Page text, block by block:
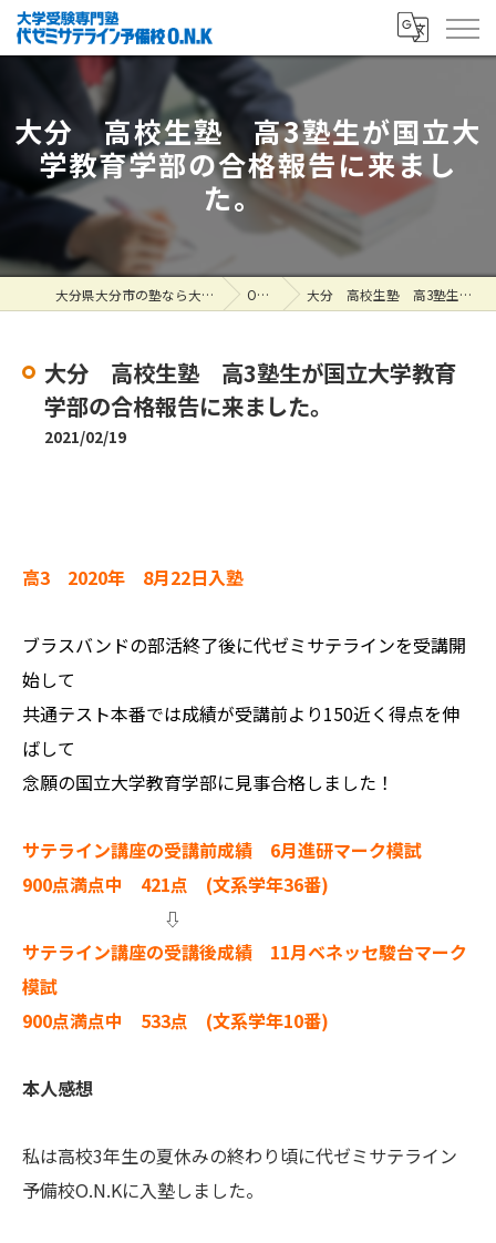
大分 高校生塾 高3塾生が国立大
学教育学部の合格報告に来まし
た。
大分県大分市の塾なら大学受験専門塾 代ゼミサテライン予備校O.N.K ONK掲示板 大分 高校生塾 高3塾生が国立大学教育学部の合格報告に来ました。
大分 高校生塾 高3塾生が国立大学教育
学部の合格報告に来ました。
2021/02/19
高3 2020年 8月22日入塾
ブラスバンドの部活終了後に代ゼミサテラインを受講開
始して
共通テスト本番では成績が受講前より150近く得点を伸
ばして
念願の国立大学教育学部に見事合格しました！
サテライン講座の受講前成績 6月進研マーク模試
900点満点中 421点 (文系学年36番)
⇩
サテライン講座の受講後成績 11月ベネッセ駿台マーク
模試
900点満点中 533点 (文系学年10番)
本人感想
私は高校3年生の夏休みの終わり頃に代ゼミサテライン
予備校O.N.Kに入塾しました。